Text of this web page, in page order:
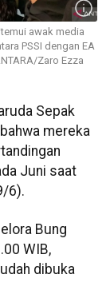
awak media
PSSI dengan EA
Zaro Ezza
Sepak
mereka
Juni saat
6).
Bung
WIB,
dibuka